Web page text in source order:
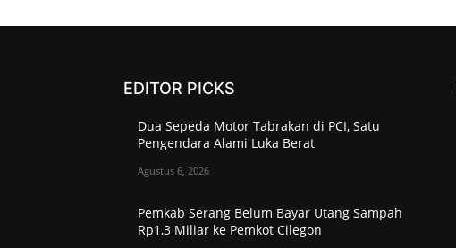
EDITOR PICKS
Dua Sepeda Motor Tabrakan di PCI, Satu
Pengendara Alami Luka Berat
Agustus 6, 2026
Pemkab Serang Belum Bayar Utang Sampah
Rp1,3 Miliar ke Pemkot Cilegon